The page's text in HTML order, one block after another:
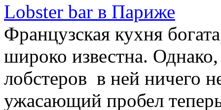
Lobster bar в Париже
Французская кухня
широко известна.
лобстеров в ней ничего
ужасающий пробел